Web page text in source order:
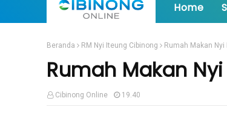
Home
Beranda RM Nyi Iteung Cibinong Rumah Makan
Rumah Makan
Cibinong Online 19.40